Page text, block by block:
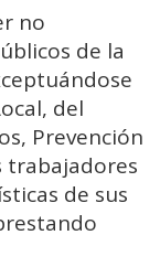
no
de la
del
Prevención
trabajadores
de sus